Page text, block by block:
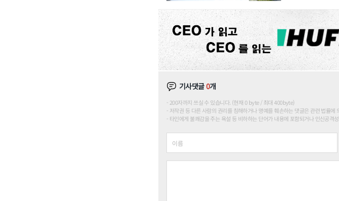
기사댓글0개
200자까지 쓰실 수 있습니다. (현재 0 byte / 최대 400byte)
저작권 등 다른 사람의 권리를 침해하거나 명예를 훼손하는 댓글은 관련 법률에
타인에게 불쾌감을 주는 욕설 등 비하하는 단어가 내용에 포함되거나 인신공격